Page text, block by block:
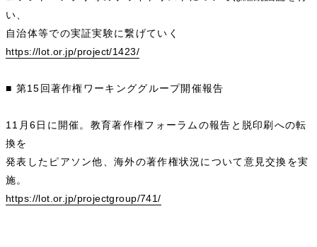
い、
自治体等での実証実験に繋げていく
https://lot.or.jp/project/1423/
■ 第15回著作権ワーキンググループ開催報告
11月6日に開催。教育著作権フォーラムの報告と脱印刷への転
換を
発表したピアソン他、海外の著作権状況について意見交換を実
施。
https://lot.or.jp/projectgroup/741/